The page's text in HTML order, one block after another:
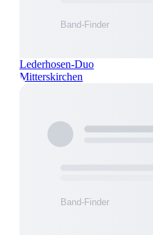
Lederhosen-Duo
Mitterskirchen